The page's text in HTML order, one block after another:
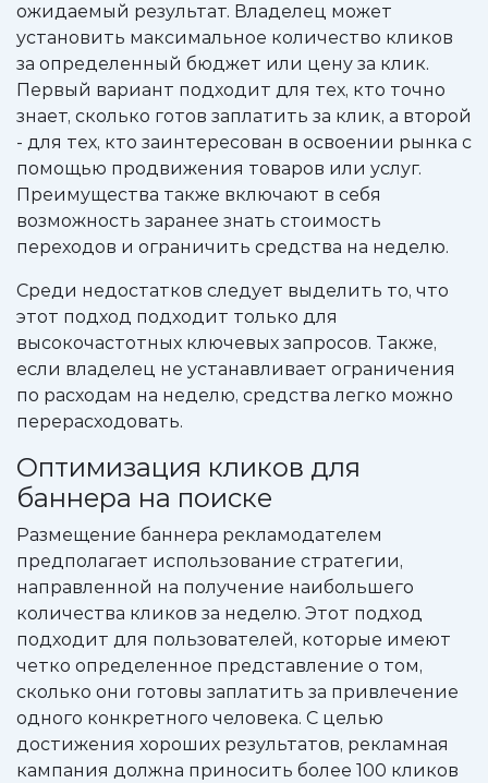
ожидаемый результат. Владелец может
установить максимальное количество кликов
за определенный бюджет или цену за клик.
Первый вариант подходит для тех, кто точно
знает, сколько готов заплатить за клик, а второй
- для тех, кто заинтересован в освоении рынка с
помощью продвижения товаров или услуг.
Преимущества также включают в себя
возможность заранее знать стоимость
переходов и ограничить средства на неделю.
Среди недостатков следует выделить то, что
этот подход подходит только для
высокочастотных ключевых запросов. Также,
если владелец не устанавливает ограничения
по расходам на неделю, средства легко можно
перерасходовать.
Оптимизация кликов для
баннера на поиске
Размещение баннера рекламодателем
предполагает использование стратегии,
направленной на получение наибольшего
количества кликов за неделю. Этот подход
подходит для пользователей, которые имеют
четко определенное представление о том,
сколько они готовы заплатить за привлечение
одного конкретного человека. С целью
достижения хороших результатов, рекламная
кампания должна приносить более 100 кликов